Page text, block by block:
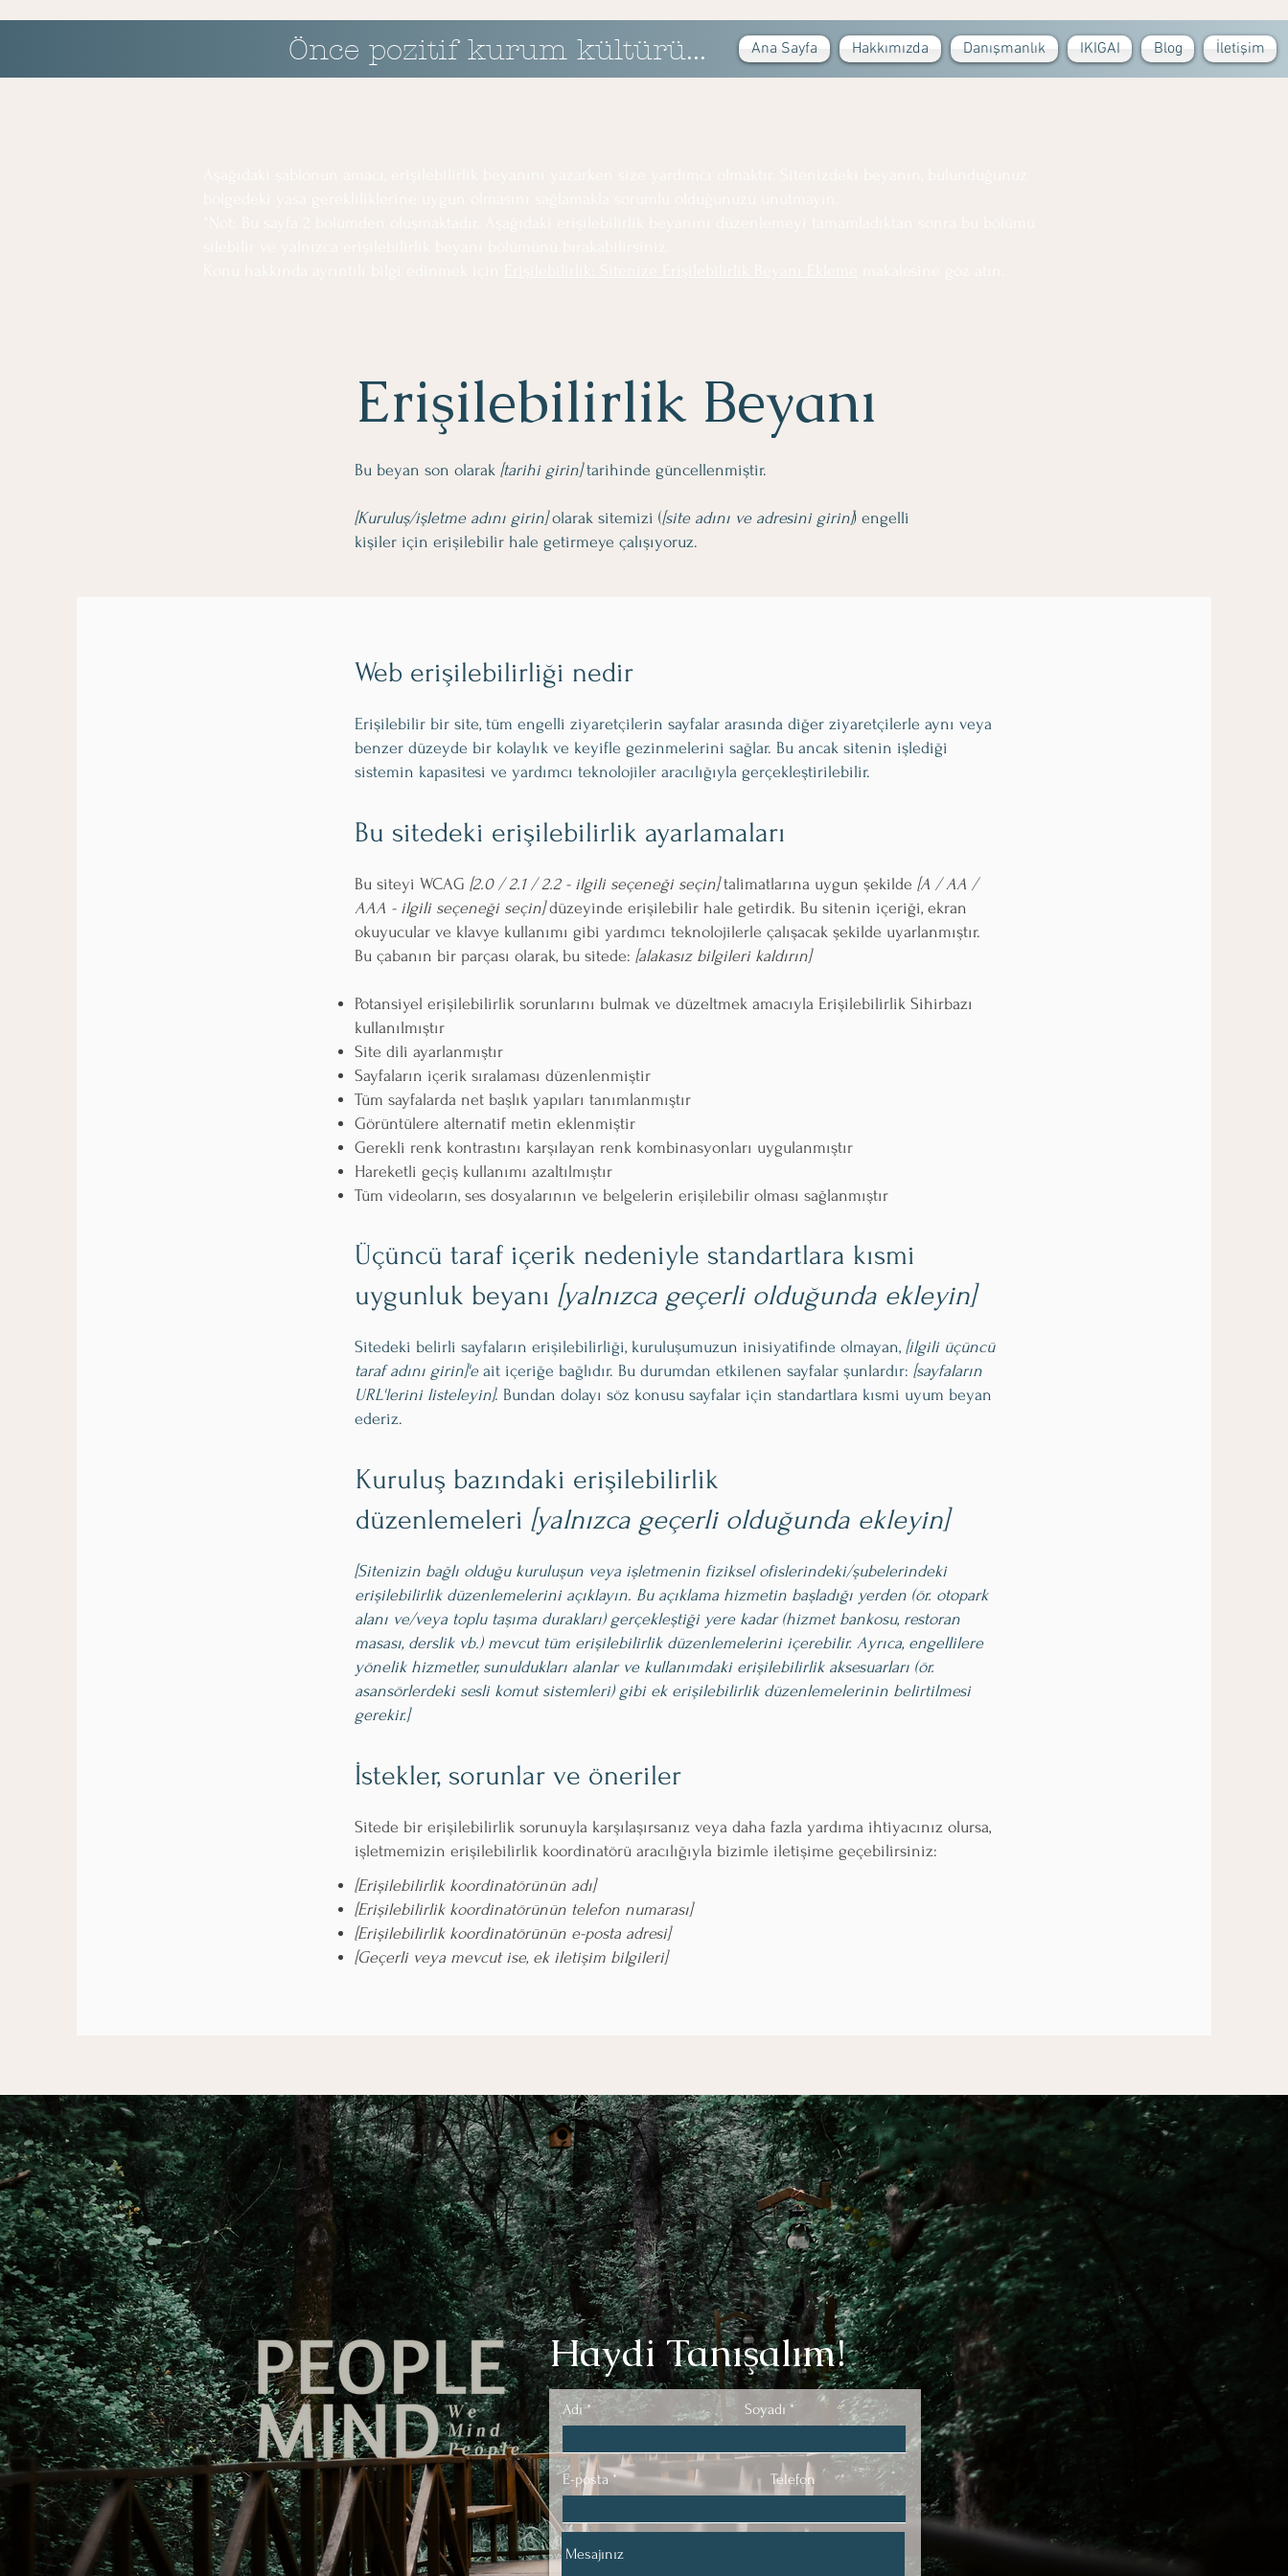
Önce pozitif kurum kültürü... Ana Sayfa Hakkımızda Danışmanlık IKIGAI Blog İletişim
Erişilebilirlik Beyanı
Bu beyan son olarak [tarihi girin]tarihinde güncellenmiştir.
[Kuruluş/işletme adını girin]olarak sitemizi ([site adını ve adresini girin]) engelli
kişiler için erişilebilir hale getirmeye çalışıyoruz.
Web erişilebilirliği nedir
Erişilebilir bir site, tüm engelli ziyaretçilerin sayfalar arasında diğer ziyaretçilerle aynı veya
benzer düzeyde bir kolaylık ve keyifle gezinmelerini sağlar. Bu ancak sitenin işlediği
sistemin kapasitesi ve yardımcı teknolojiler aracılığıyla gerçekleştirilebilir.
Bu sitedeki erişilebilirlik ayarlamaları
Bu siteyi WCAG [2.0 / 2.1 / 2.2 - ilgili seçeneği seçin]talimatlarına uygun şekilde [A / AA /
AAA - ilgili seçeneği seçin]düzeyinde erişilebilir hale getirdik. Bu sitenin içeriği, ekran
okuyucular ve klavye kullanımı gibi yardımcı teknolojilerle çalışacak şekilde uyarlanmıştır.
Bu çabanın bir parçası olarak, bu sitede: [alakasız bilgileri kaldırın]
Potansiyel erişilebilirlik sorunlarını bulmak ve düzeltmek amacıyla Erişilebilirlik Sihirbazı
kullanılmıştır
Site dili ayarlanmıştır
Sayfaların içerik sıralaması düzenlenmiştir
Tüm sayfalarda net başlık yapıları tanımlanmıştır
Görüntülere alternatif metin eklenmiştir
Gerekli renk kontrastını karşılayan renk kombinasyonları uygulanmıştır
Hareketli geçiş kullanımı azaltılmıştır
Tüm videoların, ses dosyalarının ve belgelerin erişilebilir olması sağlanmıştır
Üçüncü taraf içerik nedeniyle standartlara kısmi
uygunluk beyanı [yalnızca geçerli olduğunda ekleyin]
Sitedeki belirli sayfaların erişilebilirliği, kuruluşumuzun inisiyatifinde olmayan, [ilgili üçüncü
taraf adını girin]'e ait içeriğe bağlıdır. Bu durumdan etkilenen sayfalar şunlardır: [sayfaların
URL'lerini listeleyin]. Bundan dolayı söz konusu sayfalar için standartlara kısmi uyum beyan
ederiz.
Kuruluş bazındaki erişilebilirlik
düzenlemeleri [yalnızca geçerli olduğunda ekleyin]
[Sitenizin bağlı olduğu kuruluşun veya işletmenin fiziksel ofislerindeki/şubelerindeki
erişilebilirlik düzenlemelerini açıklayın. Bu açıklama hizmetin başladığı yerden (ör. otopark
alanı ve/veya toplu taşıma durakları) gerçekleştiği yere kadar (hizmet bankosu, restoran
masası, derslik vb.) mevcut tüm erişilebilirlik düzenlemelerini içerebilir. Ayrıca, engellilere
yönelik hizmetler, sunuldukları alanlar ve kullanımdaki erişilebilirlik aksesuarları (ör.
asansörlerdeki sesli komut sistemleri) gibi ek erişilebilirlik düzenlemelerinin belirtilmesi
gerekir.]
İstekler, sorunlar ve öneriler
Sitede bir erişilebilirlik sorunuyla karşılaşırsanız veya daha fazla yardıma ihtiyacınız olursa,
işletmemizin erişilebilirlik koordinatörü aracılığıyla bizimle iletişime geçebilirsiniz:
[Erişilebilirlik koordinatörünün adı]
[Erişilebilirlik koordinatörünün telefon numarası]
[Erişilebilirlik koordinatörünün e-posta adresi]
[Geçerli veya mevcut ise, ek iletişim bilgileri]
Haydi Tanışalım!
Adı Soyadı
E-posta Telefon